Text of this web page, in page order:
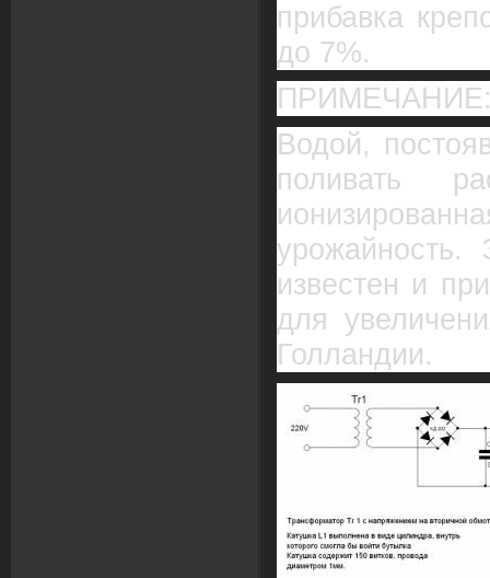
прибавка
до 7%.
Водой,
поливать
известен и
для
Голландии.